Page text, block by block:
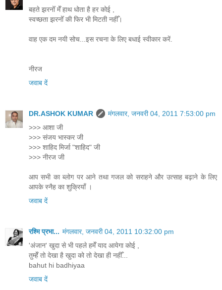
बहते झरनोँ मेँ हाथ धोता है हर कोई ,
स्वच्छता झरनोँ की फिर भी मिटती नहीँ।
वाह एक दम नयी सोच...इस रचना के लिए बधाई स्वीकार करें.
नीरज
जवाब दें
DR.ASHOK KUMAR
मंगलवार, जनवरी 04, 2011 7:53:00 pm
>>> आशा जी
>>> संजय भास्कर जी
>>> शाहिद मिर्जा "शाहिद" जी
>>> नीरज जी
आप सभी का ब्लोग पर आने तथा गजल को सराहने और उत्साह बढ़ाने के लिए
आपके स्नैह का शुक्रियाँ ।
जवाब दें
रश्मि प्रभा... मंगलवार, जनवरी 04, 2011 10:32:00 pm
'अंजान' खुदा से भी पहले हमेँ याद आयेगा कोई ,
तुम्हेँ तो देखा है खुदा को तो देखा ही नहीँ...
bahut hi badhiyaa
जवाब दें